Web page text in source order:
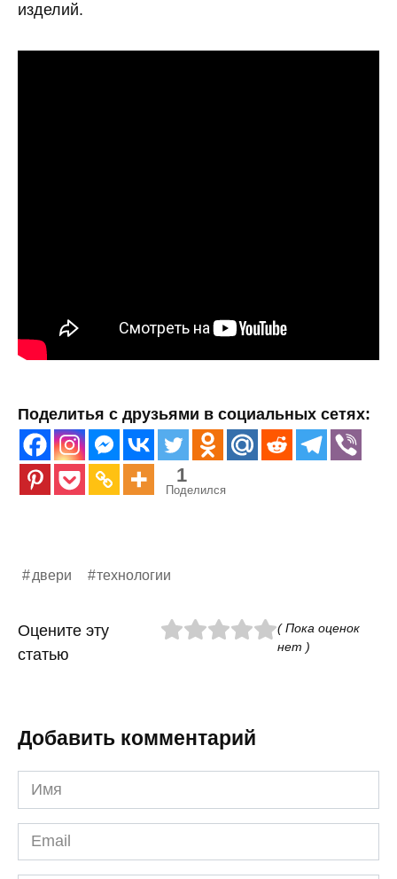
изделий.
Поделитья с друзьями в социальных сетях:
1
Поделился
двери технологии
Оцените эту
статью
( Пока оценок
нет )
Добавить комментарий
Имя
*
Email
*